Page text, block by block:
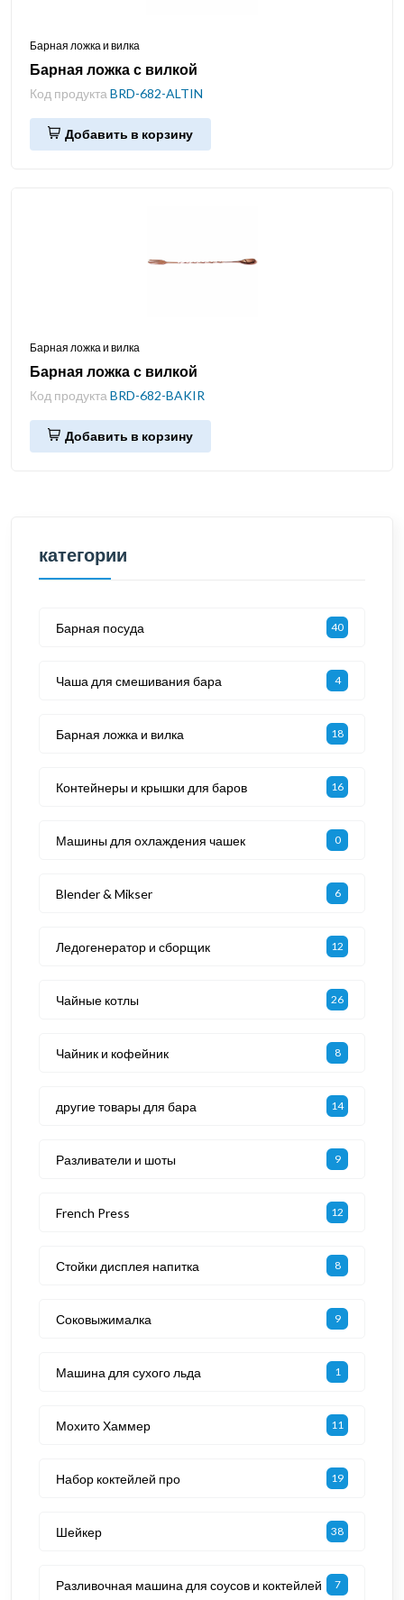
Барная ложка и вилка
Барная ложка с вилкой
Код продукта BRD-682-ALTIN
Добавить в корзину
Барная ложка и вилка
Барная ложка с вилкой
Код продукта BRD-682-BAKIR
Добавить в корзину
категории
Барная посуда 40
Чаша для смешивания бара 4
Барная ложка и вилка 18
Контейнеры и крышки для баров 16
Машины для охлаждения чашек 0
Blender & Mikser 6
Ледогенератор и сборщик 12
Чайные котлы 26
Чайник и кофейник 8
другие товары для бара 14
Разливатели и шоты 9
French Press 12
Стойки дисплея напитка 8
Соковыжималка 9
Машина для сухого льда 1
Мохито Хаммер 11
Набор коктейлей про 19
Шейкер 38
Разливочная машина для соусов и коктейлей 7